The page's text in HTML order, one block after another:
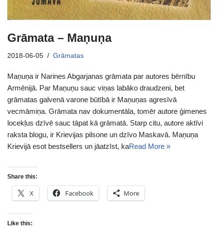
Grāmata – Maņuņa
2018-06-05 Grāmatas
Maņuņa ir Narines Abgarjanas grāmata par autores bērnību
Armēnijā. Par Maņuņu sauc viņas labāko draudzeni, bet
grāmatas galvenā varone būtībā ir Maņuņas agresīvā
vecmāmiņa. Grāmata nav dokumentāla, tomēr autore ģimenes
locekļus dzīvē sauc tāpat kā grāmatā. Starp citu, autore aktīvi
raksta blogu, ir Krievijas pilsone un dzīvo Maskavā. Maņuņa
Krievijā esot bestsellers un jāatzīst, kaRead More »
Share this:
X Facebook More
Like this: